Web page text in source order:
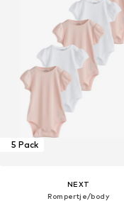
5 Pack
NEXT
Rompertje/body